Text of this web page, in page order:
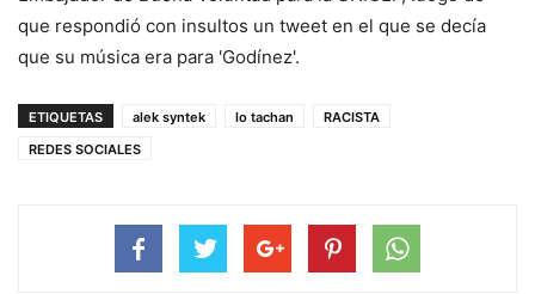
que respondió con insultos un tweet en el que se decía
que su música era para 'Godínez'.
ETIQUETAS alek syntek lo tachan
RACISTA
REDES SOCIALES